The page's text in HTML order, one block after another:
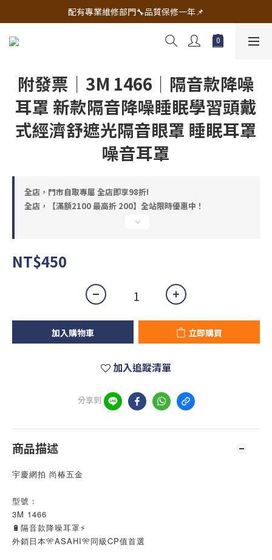
🔧電動工具&五金唯一首選 宇慶五金網拍🔧
配有專業維修部門🔧品質保修一年📌
🔧電動工具&五金唯一首選 宇慶五金網拍🔧
附發票｜3M 1466｜隔音款降噪
耳罩 新款隔音降噪睡眠學習頭戴
式經濟舒遮光隔音眼罩 睡眠耳罩
噪音耳罩
全店，門市自取專屬 全店即享98折!
全店，【滿額2100 最高折 200】全站限時優惠中！
NT$450
加入購物車 立即購買
加入追蹤清單
分享到
商品描述
宇慶網拍 尚椿五金
型號：
3M 1466
🔋隔音款降噪耳罩⚡
外銷日本🎌ASAHI🎌同級CP值首選